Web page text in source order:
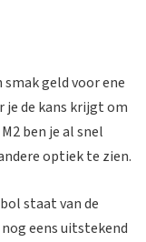
smak geld voor ene
je de kans krijgt om
ben je al snel
optiek te zien.
staat van de
eens uitstekend